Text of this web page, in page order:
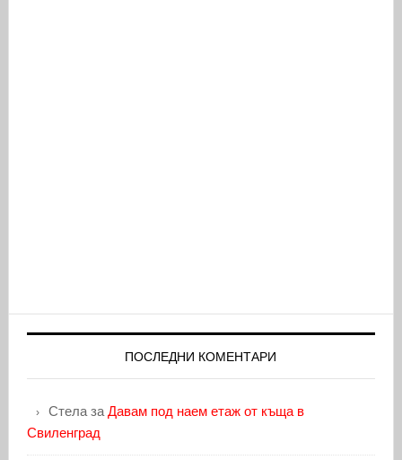
ПОСЛЕДНИ КОМЕНТАРИ
Стелаза Давам под наем етаж от къща в
Свиленград